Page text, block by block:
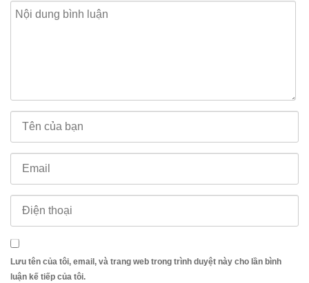
Lưu tên của tôi, email, và trang web trong trình duyệt này cho lần bình
luận kế tiếp của tôi.